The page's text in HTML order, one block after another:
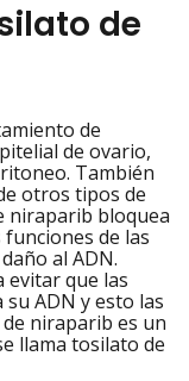
de
de
de ovario,
También
otros tipos de
niraparib bloquea
de las
al ADN.
evitar que las
ADN y esto las
niraparib es un
llama tosilato de